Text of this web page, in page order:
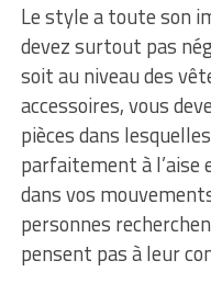
Le style a toute son
devez surtout pas
soit au niveau des
accessoires, vous
pièces dans
parfaitement à l’aise
dans vos
personnes
pensent pas à leur